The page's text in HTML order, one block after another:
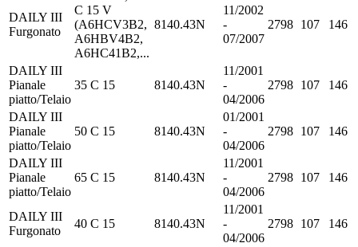
DAILY III
Furgonato
C 15 V
(A6HCV3B2,
A6HBV4B2,
A6HC41B2,...
8140.43N
11/2002
-
07/2007
2798 107 146
DAILY III
Pianale
piatto/Telaio
35 C 15 8140.43N
11/2001
-
04/2006
2798 107 146
DAILY III
Pianale
piatto/Telaio
50 C 15 8140.43N
01/2001
-
04/2006
2798 107 146
DAILY III
Pianale
piatto/Telaio
65 C 15 8140.43N
11/2001
-
04/2006
2798 107 146
DAILY III
Furgonato
40 C 15 8140.43N
11/2001
-
04/2006
2798 107 146